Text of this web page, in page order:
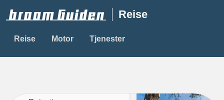
Reise
Reise Motor Tjenester